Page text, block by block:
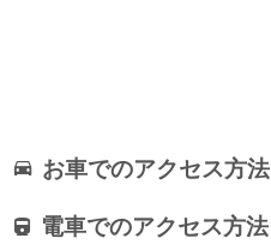
お車でのアクセス方法
電車でのアクセス方法